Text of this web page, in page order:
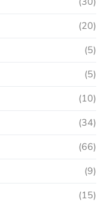
(20)
(5)
(5)
(10)
(34)
(66)
(9)
(15)